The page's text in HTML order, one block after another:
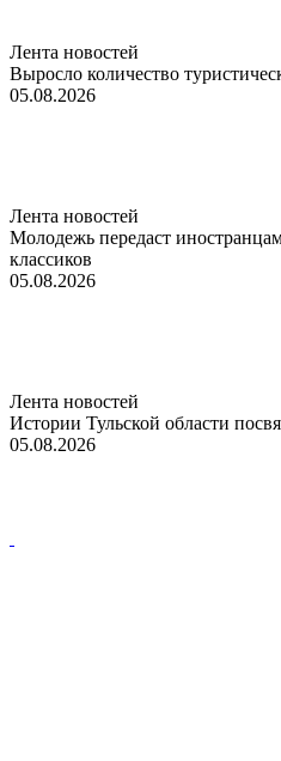
Лента новостей
Выросло количество
05.08.2026
Лента новостей
Молодежь передаст
классиков
05.08.2026
Лента новостей
Истории Тульской области
05.08.2026